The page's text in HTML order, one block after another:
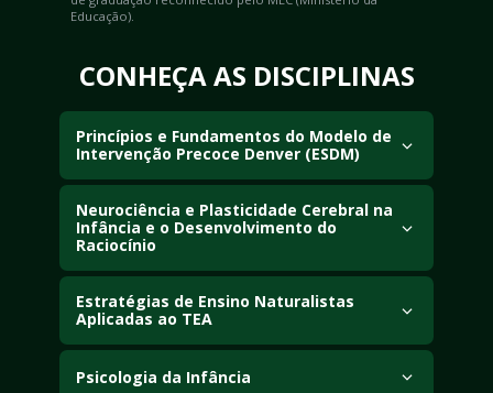
Educação).
CONHEÇA AS DISCIPLINAS
Princípios e Fundamentos do Modelo de
Intervenção Precoce Denver (ESDM)
Estude princípios teóricos e metodológicos do
ESDM, intervenção precoce para TEA,
neurodesenvolvimento e estratégias baseadas
em evidências.
Neurociência e Plasticidade Cerebral na
Infância e o Desenvolvimento do
Raciocínio
Compreenda mecanismos biológicos do SNC
na infância, neuroplasticidade, funções
executivas e raciocínio lógico.
Estratégias de Ensino Naturalistas
Aplicadas ao TEA
Estude Intervenções Comportamentais de
Desenvolvimento Naturalistas (NDBI),
Psicologia da Infância